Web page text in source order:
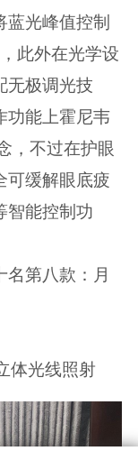
光峰值控制
此外在光学设
无极调光技
功能上霍尼韦
，不过在护眼
可缓解眼底疲
智能控制功
名第八款：月
体光线照射